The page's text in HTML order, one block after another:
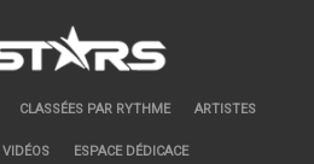
CLASSÉES PAR RYTHME ARTISTES
VIDÉOS ESPACE DÉDICACE